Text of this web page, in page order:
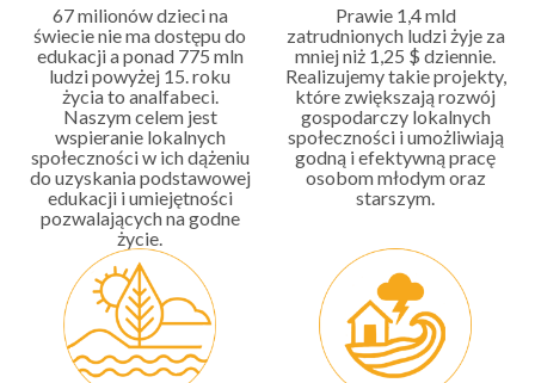
67 milionów dzieci na
świecie nie ma dostępu do
edukacji a ponad 775 mln
ludzi powyżej 15. roku
życia to analfabeci.
Naszym celem jest
wspieranie lokalnych
społeczności w ich dążeniu
do uzyskania podstawowej
edukacji i umiejętności
pozwalających na godne
życie.
Prawie 1,4 mld
zatrudnionych ludzi żyje za
mniej niż 1,25 $ dziennie.
Realizujemy takie projekty,
które zwiększają rozwój
gospodarczy lokalnych
społeczności i umożliwiają
godną i efektywną pracę
osobom młodym oraz
starszym.